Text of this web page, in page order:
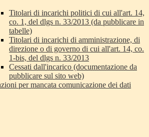
Titolari di incarichi politici di cui all'art. 14,
co. 1, del dlgs n. 33/2013 (da pubblicare in
tabelle)
Titolari di incarichi di amministrazione, di
direzione o di governo di cui all'art. 14, co.
1-bis, del dlgs n. 33/2013
Cessati dall'incarico (documentazione da
pubblicare sul sito web)
per mancata comunicazione dei dati